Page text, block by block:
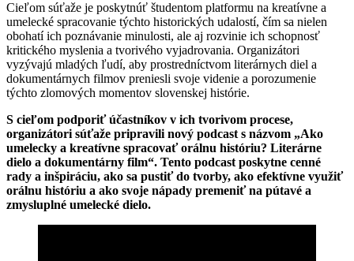
Cieľom súťaže je poskytnúť študentom platformu na kreatívne a
umelecké spracovanie týchto historických udalostí, čím sa nielen
obohatí ich poznávanie minulosti, ale aj rozvinie ich schopnosť
kritického myslenia a tvorivého vyjadrovania. Organizátori
vyzývajú mladých ľudí, aby prostredníctvom literárnych diel a
dokumentárnych filmov preniesli svoje videnie a porozumenie
týchto zlomových momentov slovenskej histórie.
S cieľom podporiť účastníkov v ich tvorivom procese,
organizátori súťaže pripravili nový podcast s názvom „Ako
umelecky a kreatívne spracovať orálnu históriu? Literárne
dielo a dokumentárny film“. Tento podcast poskytne cenné
rady a inšpiráciu, ako sa pustiť do tvorby, ako efektívne využiť
orálnu históriu a ako svoje nápady premeniť na pútavé a
zmysluplné umelecké dielo.